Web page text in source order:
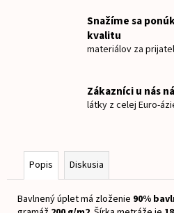
Snažíme sa
kvalitu
materiálov za
Zákazníci u nás
látky z celej Euro-
Popis Diskusia
Bavlnený úplet má zloženie 90%